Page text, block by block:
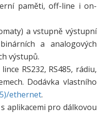
paměti, off-line i on-
a vstupně výstupní
a analogových
výstupů.
RS232, RS485, rádiu,
Dodávka vlastního
ethernet.
aplikacemi pro dálkovou